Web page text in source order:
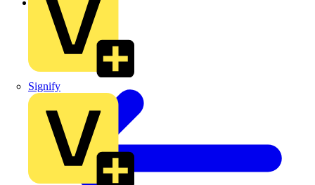
Signify